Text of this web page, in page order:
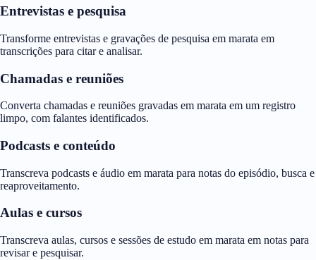
Entrevistas e pesquisa
Transforme entrevistas e gravações de pesquisa em marata em
transcrições para citar e analisar.
Chamadas e reuniões
Converta chamadas e reuniões gravadas em marata em um registro
limpo, com falantes identificados.
Podcasts e conteúdo
Transcreva podcasts e áudio em marata para notas do episódio, busca e
reaproveitamento.
Aulas e cursos
Transcreva aulas, cursos e sessões de estudo em marata em notas para
revisar e pesquisar.